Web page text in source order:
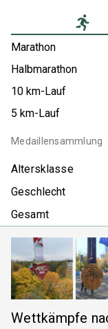
Marathon
Halbmarathon
10 km-Lauf
5 km-Lauf
Medaillensammlung
Altersklasse
Geschlecht
Gesamt
Wettkämpfe